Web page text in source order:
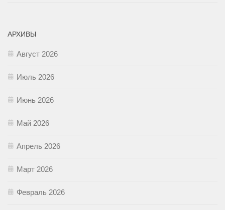
АРХИВЫ
Август 2026
Июль 2026
Июнь 2026
Май 2026
Апрель 2026
Март 2026
Февраль 2026